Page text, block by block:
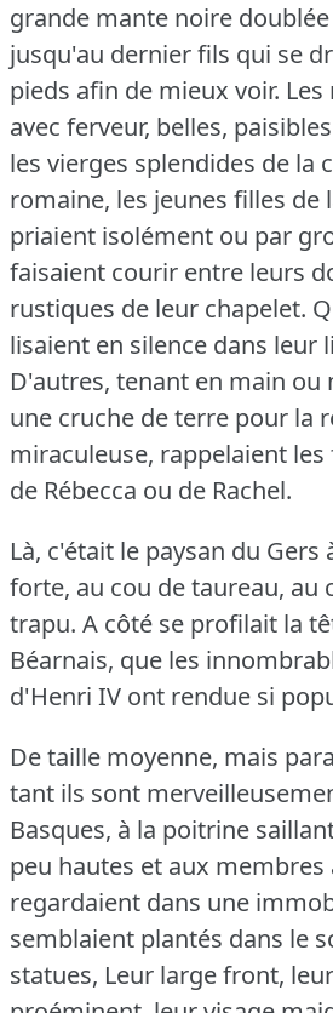
grande mante noire
jusqu'au dernier fils qui se
pieds afin de mieux voir.
avec ferveur, belles,
les vierges splendides de la
romaine, les jeunes filles de
priaient isolément ou par
faisaient courir entre leurs
rustiques de leur chapelet.
lisaient en silence dans leur
D'autres, tenant en main ou
une cruche de terre pour la
miraculeuse, rappelaient
de Rébecca ou de Rachel.
Là, c'était le paysan du
forte, au cou de taureau, au
trapu. A côté se profilait la
Béarnais, que les
d'Henri IV ont rendue si
De taille moyenne, mais
tant ils sont
Basques, à la poitrine
peu hautes et aux membres
regardaient dans une
semblaient plantés dans le
statues, Leur large front,